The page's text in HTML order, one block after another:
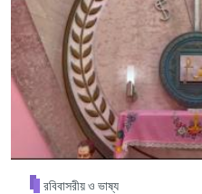
রবিবাসরীয় ও ভাষ্য